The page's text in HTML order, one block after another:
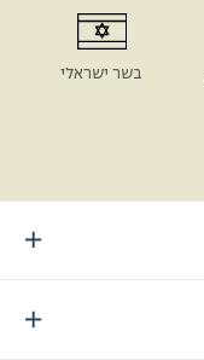
בשר ישראלי